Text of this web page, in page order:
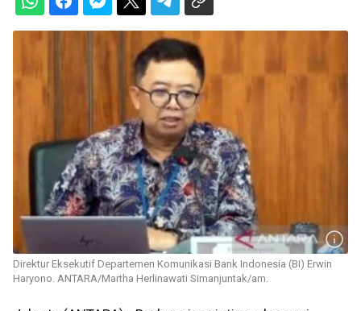
Direktur Eksekutif Departemen Komunikasi Bank Indonesia (BI) Erwin
Haryono. ANTARA/Martha Herlinawati Simanjuntak/am.